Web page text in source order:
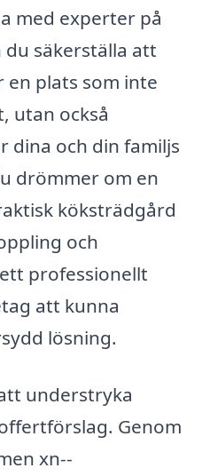
med experter på
säkerställa att
plats som inte
utan också
dina och din familjs
drömmer om en
köksträdgård
och
professionellt
att kunna
lösning.
understryka
Genom
xn--